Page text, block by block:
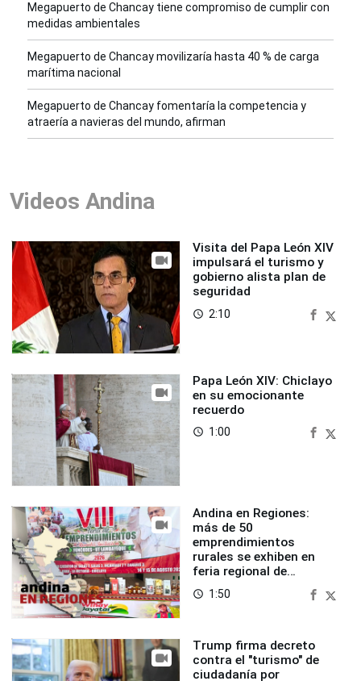
Megapuerto de Chancay tiene compromiso de cumplir con
medidas ambientales
Megapuerto de Chancay movilizaría hasta 40 % de carga
marítima nacional
Megapuerto de Chancay fomentaría la competencia y
atraería a navieras del mundo, afirman
Videos Andina
Visita del Papa León XIV
impulsará el turismo y
gobierno alista plan de
seguridad
access_time 2:10
Papa León XIV: Chiclayo
en su emocionante
recuerdo
access_time 1:00
Andina en Regiones:
más de 50
emprendimientos
rurales se exhiben en
feria regional de
Foncodes
access_time 1:50
Trump firma decreto
contra el "turismo" de
ciudadanía por